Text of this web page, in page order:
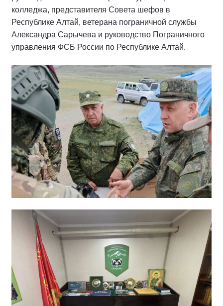
колледжа, представителя Совета шефов в
Республике Алтай, ветерана пограничной службы
Александра Сарычева и руководство Пограничного
управления ФСБ России по Республике Алтай.